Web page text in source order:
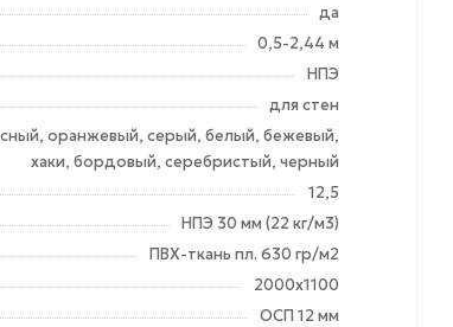
да
0,5-2,44 м
НПЭ
для стен
оранжевый, серый, белый, бежевый,
хаки, бордовый, серебристый, черный
12,5
НПЭ 30 мм (22 кг/м3)
ПВХ-ткань пл. 630 гр/м2
2000х1100
ОСП 12 мм